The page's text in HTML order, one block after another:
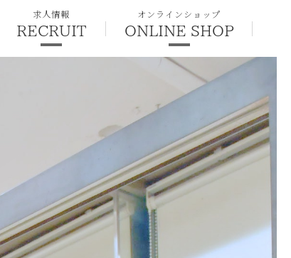
求人情報
RECRUIT
オンラインショップ
ONLINE SHOP